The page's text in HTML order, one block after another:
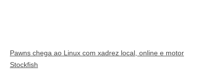
Pawns chega ao Linux com xadrez local, online e motor
Stockfish